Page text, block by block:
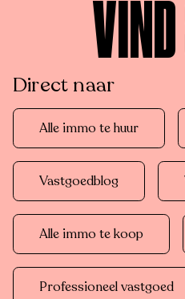
Direct naar
Alle immo te huur
Vastgoedblog
Alle immo te koop
Professioneel vastgoed